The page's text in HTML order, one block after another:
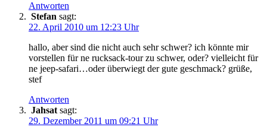
Antworten
Stefan sagt:
22. April 2010 um 12:23 Uhr
hallo, aber sind die nicht auch sehr schwer? ich könnte mir
vorstellen für ne rucksack-tour zu schwer, oder? vielleicht für
ne jeep-safari…oder überwiegt der gute geschmack? grüße,
stef
Antworten
Jahsat sagt:
29. Dezember 2011 um 09:21 Uhr